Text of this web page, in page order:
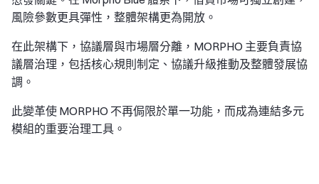
風險參數更具彈性，整體架構更為開放。
在此架構下，協議層與市場層分離，MORPHO 主要負責協
議層治理，包括核心規則制定、協議升級推動及整體發展協
調。
此變革使 MORPHO 不再侷限於單一功能，而成為連結多元
模組的重要治理工具。